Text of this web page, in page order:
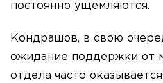
постоянно ущемляются.
Кондрашов, в свою
ожидание поддержки от
отдела часто